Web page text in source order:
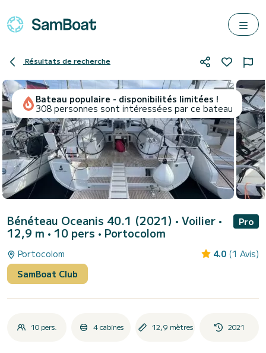
Résultats de recherche
Bateau populaire - disponibilités limitées !
308 personnes sont intéressées par ce bateau
Bénéteau Oceanis 40.1 (2021) • Voilier •
12,9 m • 10 pers • Portocolom
Pro
Portocolom 4.0 (1 Avis)
SamBoat Club
10 pers. 4 cabines 12,9 mètres 2021